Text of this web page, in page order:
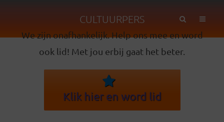
CULTUURPERS
We zijn onafhankelijk. Help ons mee en word
ook lid! Met jou erbij gaat het beter.
Klik hier en word lid